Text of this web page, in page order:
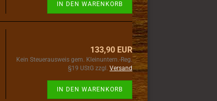
IN DEN WARENKORB
133,90 EUR
Kein Steuerausweis gem. Kleinuntern.-Reg.
§19 UStG zzgl. Versand
IN DEN WARENKORB